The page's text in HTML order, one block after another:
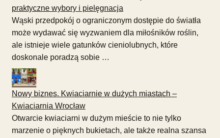
praktyczne wybory i pielęgnacja
Wąski przedpokój o ograniczonym dostępie do światła
może wydawać się wyzwaniem dla miłośników roślin,
ale istnieje wiele gatunków cieniolubnych, które
doskonale poradzą sobie …
Nowy biznes. Kwiaciarnie w dużych miastach –
Kwiaciarnia Wrocław
Otwarcie kwiaciarni w dużym mieście to nie tylko
marzenie o pięknych bukietach, ale także realna szansa